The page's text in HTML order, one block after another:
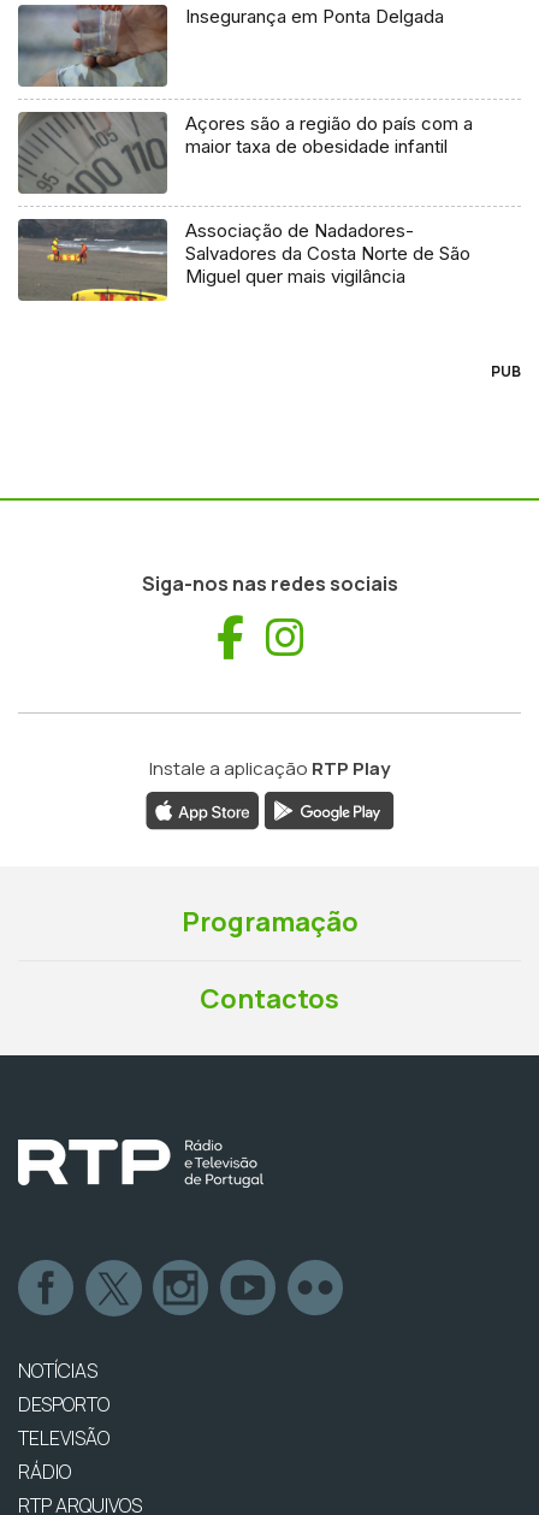
Insegurança em Ponta Delgada
Açores são a região do país com a
maior taxa de obesidade infantil
Associação de Nadadores-
Salvadores da Costa Norte de São
Miguel quer mais vigilância
PUB
Siga-nos nas redes sociais
Facebook
Instale a aplicação RTP Play
Programação
Contactos
NOTÍCIAS
DESPORTO
TELEVISÃO
RÁDIO
RTP ARQUIVOS